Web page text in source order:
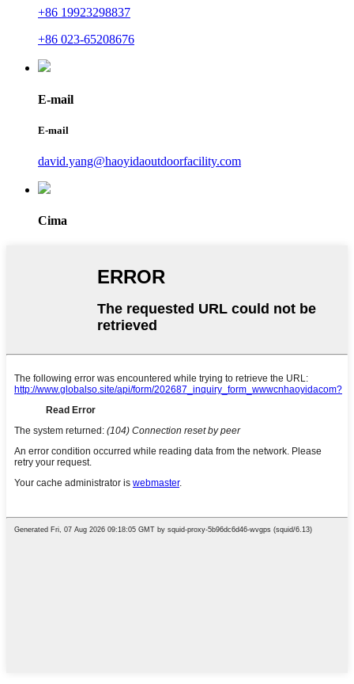
+86 19923298837
+86 023-65208676
E-mail
E-mail
david.yang@haoyidaoutdoorfacility.com
Cima